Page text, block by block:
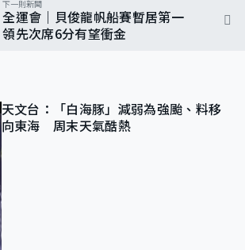
下一則新聞
全運會｜貝俊龍帆船賽暫居第一
領先次席6分有望衝金
天文台：「白海豚」減弱為強颱、料移
向東海 周末天氣酷熱